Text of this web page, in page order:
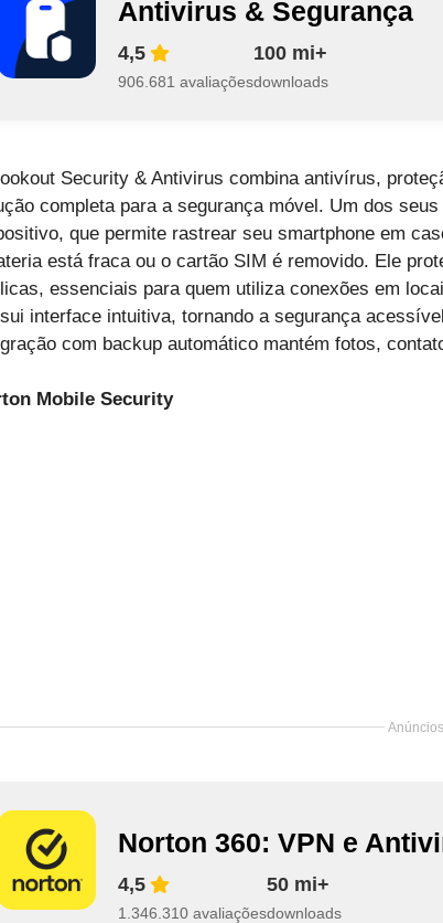
Antivirus & Segurança
4,5
906.681 avaliações
100 mi+
downloads
Security & Antivirus combina antivírus,
completa para a segurança móvel. Um dos
que permite rastrear seu smartphone em
está fraca ou o cartão SIM é removido. Ele
essenciais para quem utiliza conexões em
interface intuitiva, tornando a segurança
com backup automático mantém fotos,
Mobile Security
Anúncios
Norton 360: VPN e
4,5
1.346.310 avaliações
50 mi+
downloads